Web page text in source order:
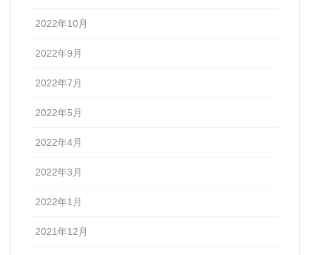
2022年10月
2022年9月
2022年7月
2022年5月
2022年4月
2022年3月
2022年1月
2021年12月